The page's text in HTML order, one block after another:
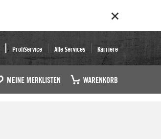
ProfiService Alle Services Karriere
MEINE MERKLISTEN WARENKORB